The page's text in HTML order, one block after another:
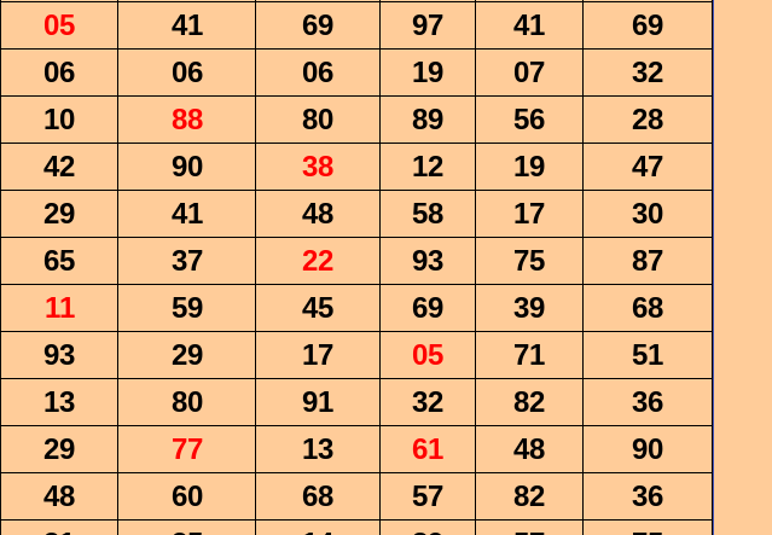
05 41 69 97 41
69
06 06 06 19 07
32
10 88 80 89 56
28
42 90 38 12 19
47
29 41 48 58 17
30
65 37 22 93 75
87
11 59 45 69 39
68
93 29 17 05 71
51
13 80 91 32 82
36
29 77 13 61 48
90
48 60 68 57 82
36